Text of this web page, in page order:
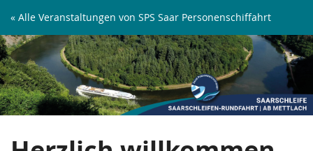
Zum
Inhalt
springen
« Alle Veranstaltungen von SPS Saar Personenschiffahrt
Saarschleifen-
Rundfahrt
|
ab